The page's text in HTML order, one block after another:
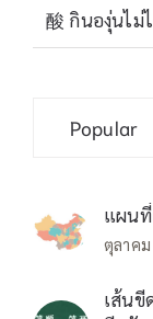
酸 กินองุ่นไม่
Popular
แผนที่
ตุลาค
เส้นขี